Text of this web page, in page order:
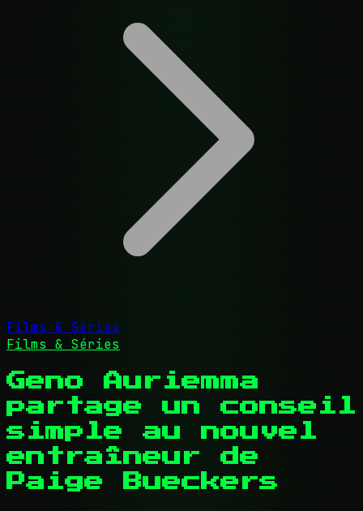
Films & Séries
Films & Séries
Geno Auriemma
partage un conseil
simple au nouvel
entraîneur de
Paige Bueckers